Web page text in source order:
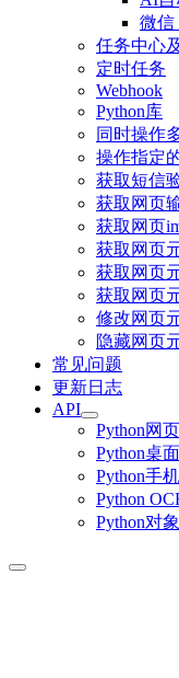
微信
任务中心
定时任务
Webhook
Python库
同时操作
操作指定
获取短信
获取网页
获取网页
获取网页
获取网页
获取网页
修改网页
隐藏网页
常见问题
更新日志
API
Python网
Python桌
Python手
Python
Python对